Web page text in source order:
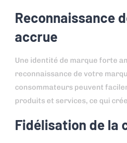
Reconnaissance
accrue
Une identité de marque forte
reconnaissance de votre
consommateurs peuvent
produits et services, ce qui
Fidélisation de la